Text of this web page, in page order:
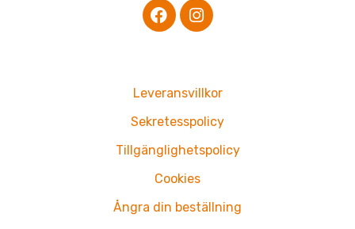
F
a
o
k
I
n
g
a
Leveransvillkor
Sekretesspolicy
Tillgänglighetspolicy
Cookies
Ångra din beställning